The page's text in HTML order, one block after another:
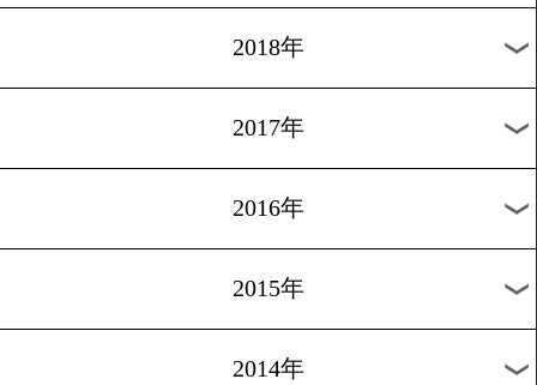
2025年
2024年
2023年
2022年